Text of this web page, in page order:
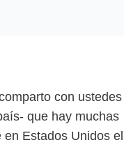
con ustedes
que hay muchas
Estados Unidos el